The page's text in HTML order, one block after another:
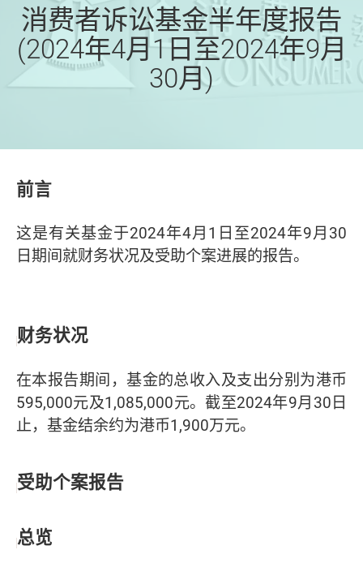
消费者诉讼基金半年度报告
(2024年4月1日至2024年9月
30月)
前言
这是有关基金于2024年4月1日至2024年9月30
日期间就财务状况及受助个案进展的报告。
财务状况
在本报告期间，基金的总收入及支出分别为港币
595,000元及1,085,000元。截至2024年9月30日
止，基金结余约为港币1,900万元。
受助个案报告
总览